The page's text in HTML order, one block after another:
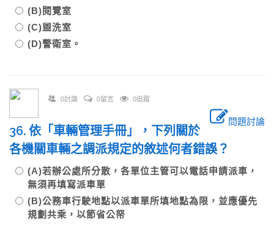
(B)閱覽室
(C)盥洗室
(D)警衛室。
0討論 0留言 0追蹤
問題討論
36. 依「車輛管理手冊」，下列關於
各機關車輛之調派規定的敘述何者錯誤？
(A)若辦公處所分散，各單位主管可以電話申請派車，
無須再填寫派車單
(B)公務車行駛地點以派車單所填地點為限，並應優先
規劃共乘，以節省公帑